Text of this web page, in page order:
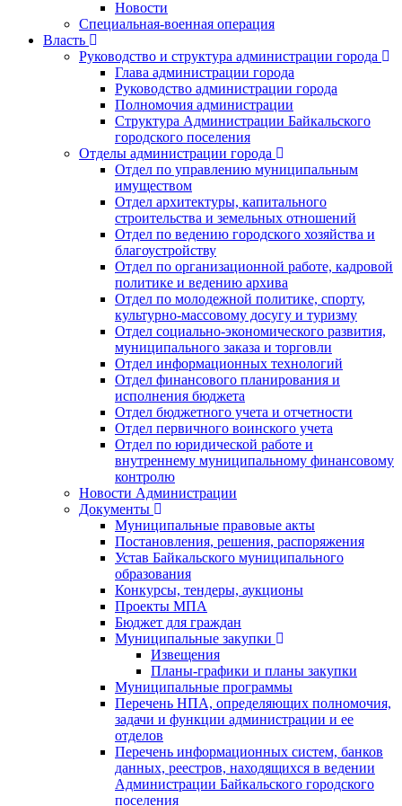
Новости
Специальная-военная операция
Власть
Руководство и структура администрации города
Глава администрации города
Руководство администрации города
Полномочия администрации
Структура Администрации Байкальского
городского поселения
Отделы администрации города
Отдел по управлению муниципальным
имуществом
Отдел архитектуры, капитального
строительства и земельных отношений
Отдел по ведению городского хозяйства и
благоустройству
Отдел по организационной работе, кадровой
политике и ведению архива
Отдел по молодежной политике, спорту,
культурно-массовому досугу и туризму
Отдел социально-экономического развития,
муниципального заказа и торговли
Отдел информационных технологий
Отдел финансового планирования и
исполнения бюджета
Отдел бюджетного учета и отчетности
Отдел первичного воинского учета
Отдел по юридической работе и
внутреннему муниципальному финансовому
контролю
Новости Администрации
Документы
Муниципальные правовые акты
Постановления, решения, распоряжения
Устав Байкальского муниципального
образования
Конкурсы, тендеры, аукционы
Проекты МПА
Бюджет для граждан
Муниципальные закупки
Извещения
Планы-графики и планы закупки
Муниципальные программы
Перечень НПА, определяющих полномочия,
задачи и функции администрации и ее
отделов
Перечень информационных систем, банков
данных, реестров, находящихся в ведении
Администрации Байкальского городского
поселения